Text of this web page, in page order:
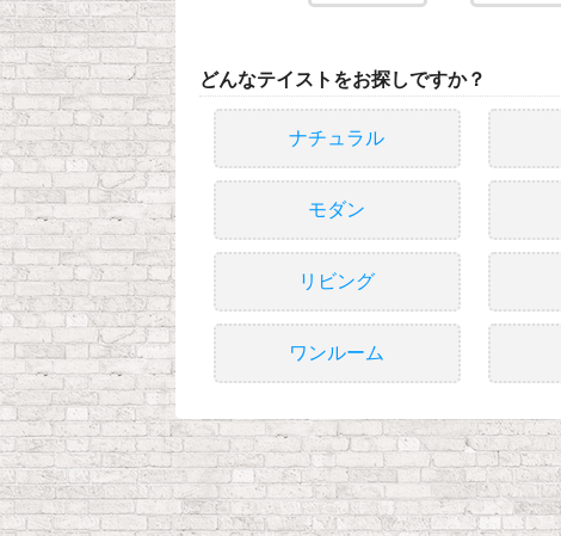
どんなテイストをお探しですか？
ナチュラル
モダン
リビング
ワンルーム